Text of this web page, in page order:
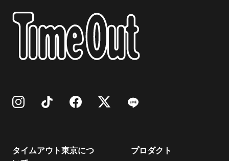
タイムアウト東京につ
プロダクト